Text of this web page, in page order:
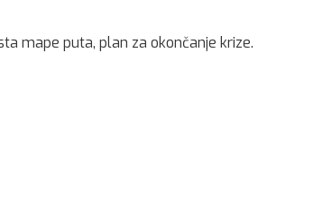
mape puta, plan za okončanje krize.